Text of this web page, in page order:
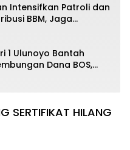
Intensifkan Patroli dan
BBM, Jaga
1 Ulunoyo Bantah
Dana BOS,
Tidak Benar
SERTIFIKAT HILANG